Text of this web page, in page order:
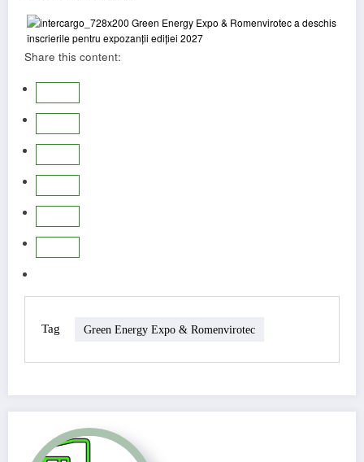
Share this content:
Tag Green Energy Expo & Romenvirotec